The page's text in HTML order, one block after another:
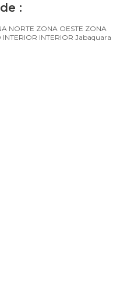
:
NORTE ZONA OESTE ZONA
INTERIOR INTERIOR Jabaquara